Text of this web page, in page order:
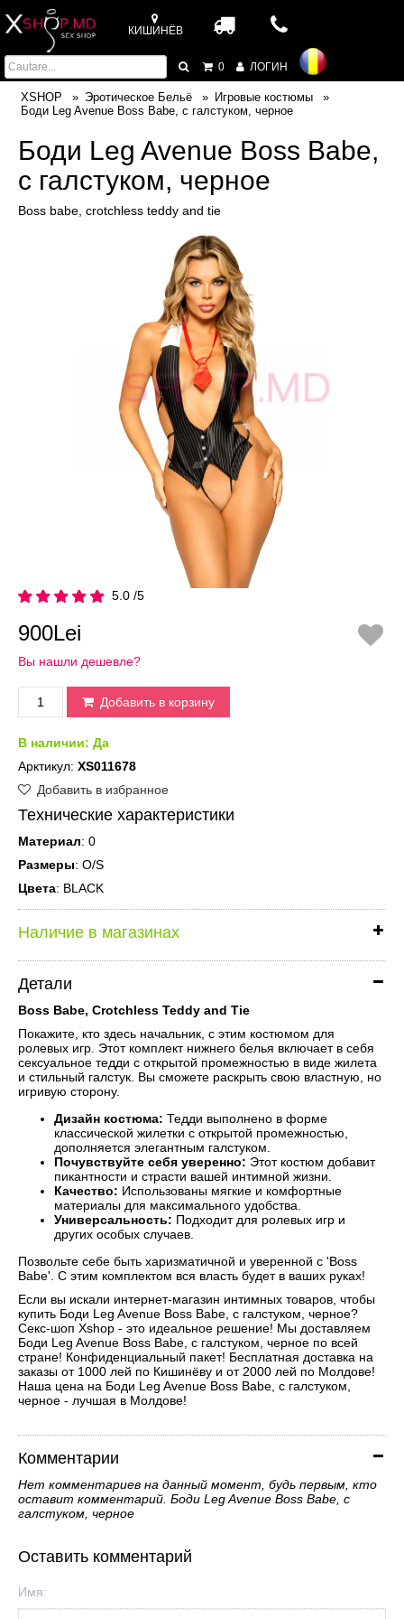
КИШИНЁВ
0 ЛОГИН
XSHOP Эротическое Бельё
Игровые костюмы
Боди Leg Avenue Boss Babe, с галстуком, черное
Боди Leg Avenue Boss Babe,
с галстуком, черное
Boss babe, crotchless teddy and tie
5.0 /5
900Lei
Вы нашли дешевле?
Добавить в корзину
В наличии: Да
Арктикул: XS011678
Добавить в избранное
Технические характеристики
Материал: 0
Размеры: O/S
Цвета: BLACK
Наличие в магазинах
Детали
Boss Babe, Crotchless Teddy and Tie
Покажите, кто здесь начальник, с этим костюмом для
ролевых игр. Этот комплект нижнего белья включает в себя
сексуальное тедди с открытой промежностью в виде жилета
и стильный галстук. Bы сможете раскрыть свою властную, но
игривую сторону.
Дизайн костюма: Тедди выполнено в форме
классической жилетки с открытой промежностью,
дополняется элегантным галстуком.
Почувствуйте себя уверенно: Этот костюм добавит
пикантности и страсти вашей интимной жизни.
Качество: Использованы мягкие и комфортные
материалы для максимального удобства.
Универсальность: Подходит для ролевых игр и
других особых случаев.
Позвольте себе быть харизматичной и уверенной с 'Boss
Babe'. С этим комплектом вся власть будет в ваших руках!
Если вы искали интернет-магазин интимных товаров, чтобы
купить Боди Leg Avenue Boss Babe, с галстуком, черное?
Секс-шоп Xshop - это идеальное решение! Мы доставляем
Боди Leg Avenue Boss Babe, с галстуком, черное по всей
стране! Конфиденциальный пакет! Бесплатная доставка на
заказы от 1000 лей по Кишинёву и от 2000 лей по Молдове!
Наша цена на Боди Leg Avenue Boss Babe, с галстуком,
черное - лучшая в Молдове!
Комментарии
Нет комментариев на данный момент, будь первым, кто
оставит комментарий. Боди Leg Avenue Boss Babe, с
галстуком, черное
Оставить комментарий
Имя: